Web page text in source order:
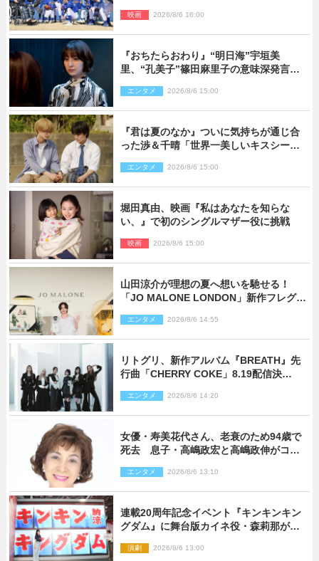
映画 2026/8/6 16:00
『おちたらおわり』“明日海”宇垣美
里、“孔美子”篠田麻里子の意味深発言に
開」
エンタメ 2026/8/6 15:00
『君は夏のなか』ついに気持ちが通じ合
った渉＆千晴「世界一美しいキスシー
エンタメ 2026/8/6 15:00
堀田真由、映画『私はあなたを知らな
い、』で初のシングルマザー役に挑戦
映画 2026/8/6 15:00
山田涼介が理想の夏へ想いを馳せる！
「JO MALONE LONDON」新作フレグラ
エンタメ 2026/8/6 14:55
リトグリ、新作アルバム『BREATH』先
行曲「CHERRY COKE」8.19配信決
エンタメ 2026/8/6 14:20
女優・寿美花代さん、老衰のため94歳で
死去 息子・高嶋政宏と高嶋政伸がコメ
優しい母でした」
エンタメ 2026/8/6 13:10
連載20周年記念イベント『キンキンキン
グダム』に舞台版カイネ役・森莉那が潜
演劇 2026/8/6 13:00